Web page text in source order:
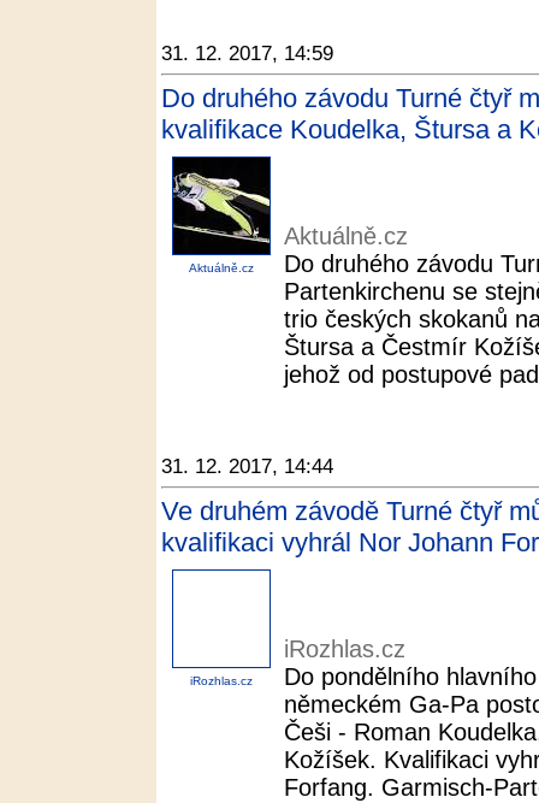
31. 12. 2017, 14:59
Do druhého závodu Turné čtyř
kvalifikace Koudelka, Štursa a
Aktuálně.cz
Aktuálně.cz
Do druhého závodu
Partenkirchenu se
trio českých skokanů
Štursa a Čestmír
jehož od postupové
31. 12. 2017, 14:44
Ve druhém závodě Turné čtyř
kvalifikaci vyhrál Nor Johann
iRozhlas.cz
iRozhlas.cz
Do pondělního
německém Ga-Pa
Češi - Roman
Kožíšek. Kvalifikaci
Forfang. Garmisch-